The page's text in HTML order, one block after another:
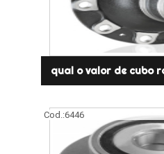
qual o valor de cubo
Cod.:6446